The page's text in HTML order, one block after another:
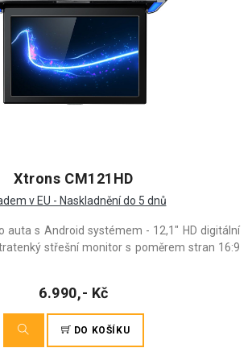
Xtrons CM121HD
v EU - Naskladnění do 5 dnů
auta s Android systémem - 12,1" HD digitální
střešní monitor s poměrem stran 16:9
6.990,- Kč
DO KOŠÍKU